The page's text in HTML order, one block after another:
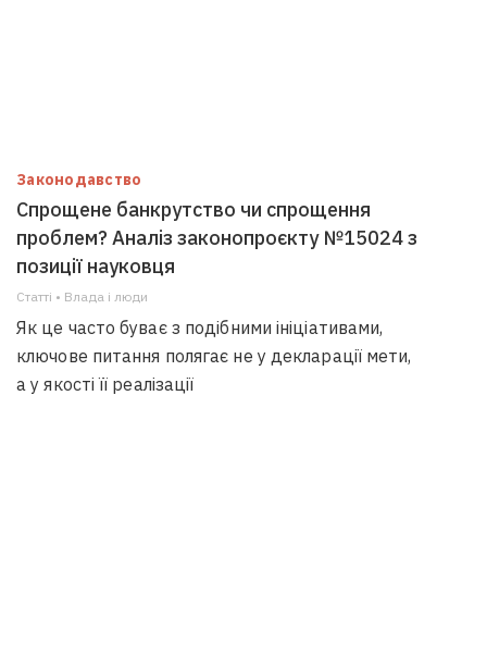
Законодавство
Спрощене банкрутство чи спрощення
проблем? Аналіз законопроєкту №15024 з
позиції науковця
Статті • Влада i люди
Як це часто буває з подібними ініціативами,
ключове питання полягає не у декларації мети,
а у якості її реалізації